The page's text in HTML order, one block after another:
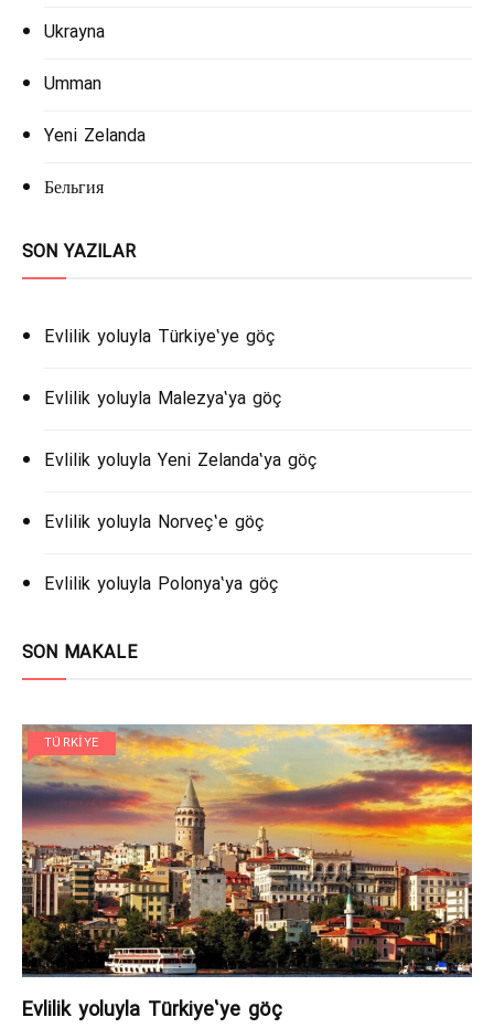
Ukrayna
Umman
Yeni Zelanda
Бельгия
SON YAZILAR
Evlilik yoluyla Türkiye’ye göç
Evlilik yoluyla Malezya’ya göç
Evlilik yoluyla Yeni Zelanda’ya göç
Evlilik yoluyla Norveç’e göç
Evlilik yoluyla Polonya’ya göç
SON MAKALE
TÜRKIYE
Evlilik yoluyla Türkiye’ye göç